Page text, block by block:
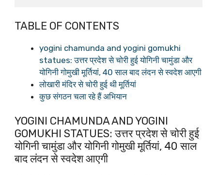
TABLE OF CONTENTS
yogini chamunda and yogini gomukhi
statues: उत्तर प्रदेश से चोरी हुई योगिनी चामुंडा और
योगिनी गोमुखी मूर्तियां, 40 साल बाद लंदन से स्वदेश आएगी
लोखारी मंदिर से चोरी हुई थी मूर्तियां
कुछ संगठन चला रहे हैं अभियान
YOGINI CHAMUNDA AND YOGINI
GOMUKHI STATUES: उत्तर प्रदेश से चोरी हुई
योगिनी चामुंडा और योगिनी गोमुखी मूर्तियां, 40 साल
बाद लंदन से स्वदेश आएगी